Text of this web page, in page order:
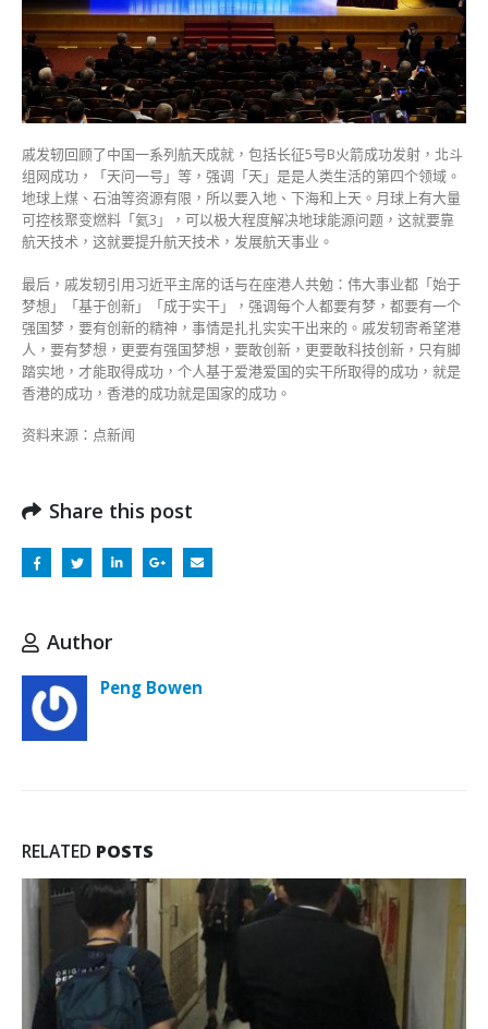
戚发轫回顾了中国一系列航天成就，包括长征5号B火箭成功发射，北斗
组网成功，「天问一号」等，强调「天」是是人类生活的第四个领域。
地球上煤、石油等资源有限，所以要入地、下海和上天。月球上有大量
可控核聚变燃料「氦3」，可以极大程度解决地球能源问题，这就要靠
航天技术，这就要提升航天技术，发展航天事业。
最后，戚发轫引用习近平主席的话与在座港人共勉：伟大事业都「始于
梦想」「基于创新」「成于实干」，强调每个人都要有梦，都要有一个
强国梦，要有创新的精神，事情是扎扎实实干出来的。 戚发轫寄希望港
人，要有梦想，更要有强国梦想，要敢创新，更要敢科技创新，只有脚
踏实地，才能取得成功，个人基于爱港爱国的实干所取得的成功，就是
香港的成功，香港的成功就是国家的成功。
资料来源：点新闻
Share this post
Author
Peng Bowen
RELATED POSTS